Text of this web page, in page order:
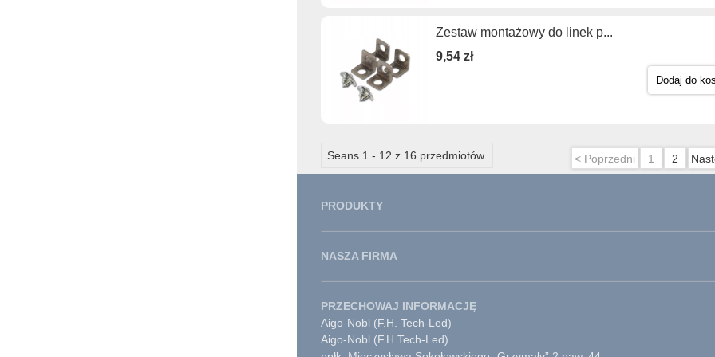
Zestaw montażowy do linek p...
9,54 zł
Dodaj do
Seans 1 - 12 z 16 przedmiotów. < Poprzedni 1 2
PRODUKTY
NASZA FIRMA
PRZECHOWAJ INFORMACJĘ
Aigo-Nobl (F.H. Tech-Led)
Aigo-Nobl (F.H Tech-Led)